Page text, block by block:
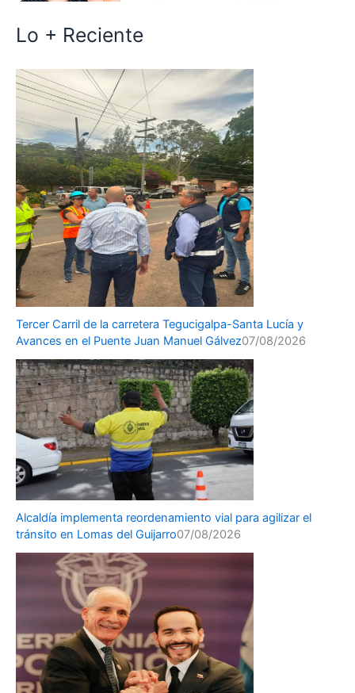
Lo + Reciente
Tercer Carril de la carretera Tegucigalpa-Santa Lucía y
Avances en el Puente Juan Manuel Gálvez07/08/2026
Alcaldía implementa reordenamiento vial para agilizar el
tránsito en Lomas del Guijarro07/08/2026